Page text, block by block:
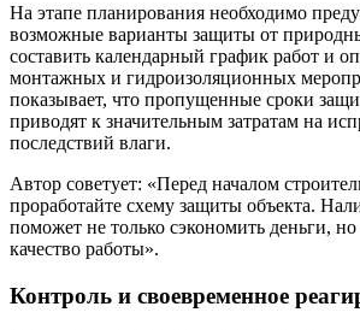
На этапе планирования необходимо
возможные варианты защиты от
составить календарный график работ и
монтажных и гидроизоляционных
показывает, что пропущенные сроки
приводят к значительным затратам на
последствий влаги.
Автор советует: «Перед началом
проработайте схему защиты объекта.
поможет не только сэкономить деньги,
качество работы».
Контроль и своевременное